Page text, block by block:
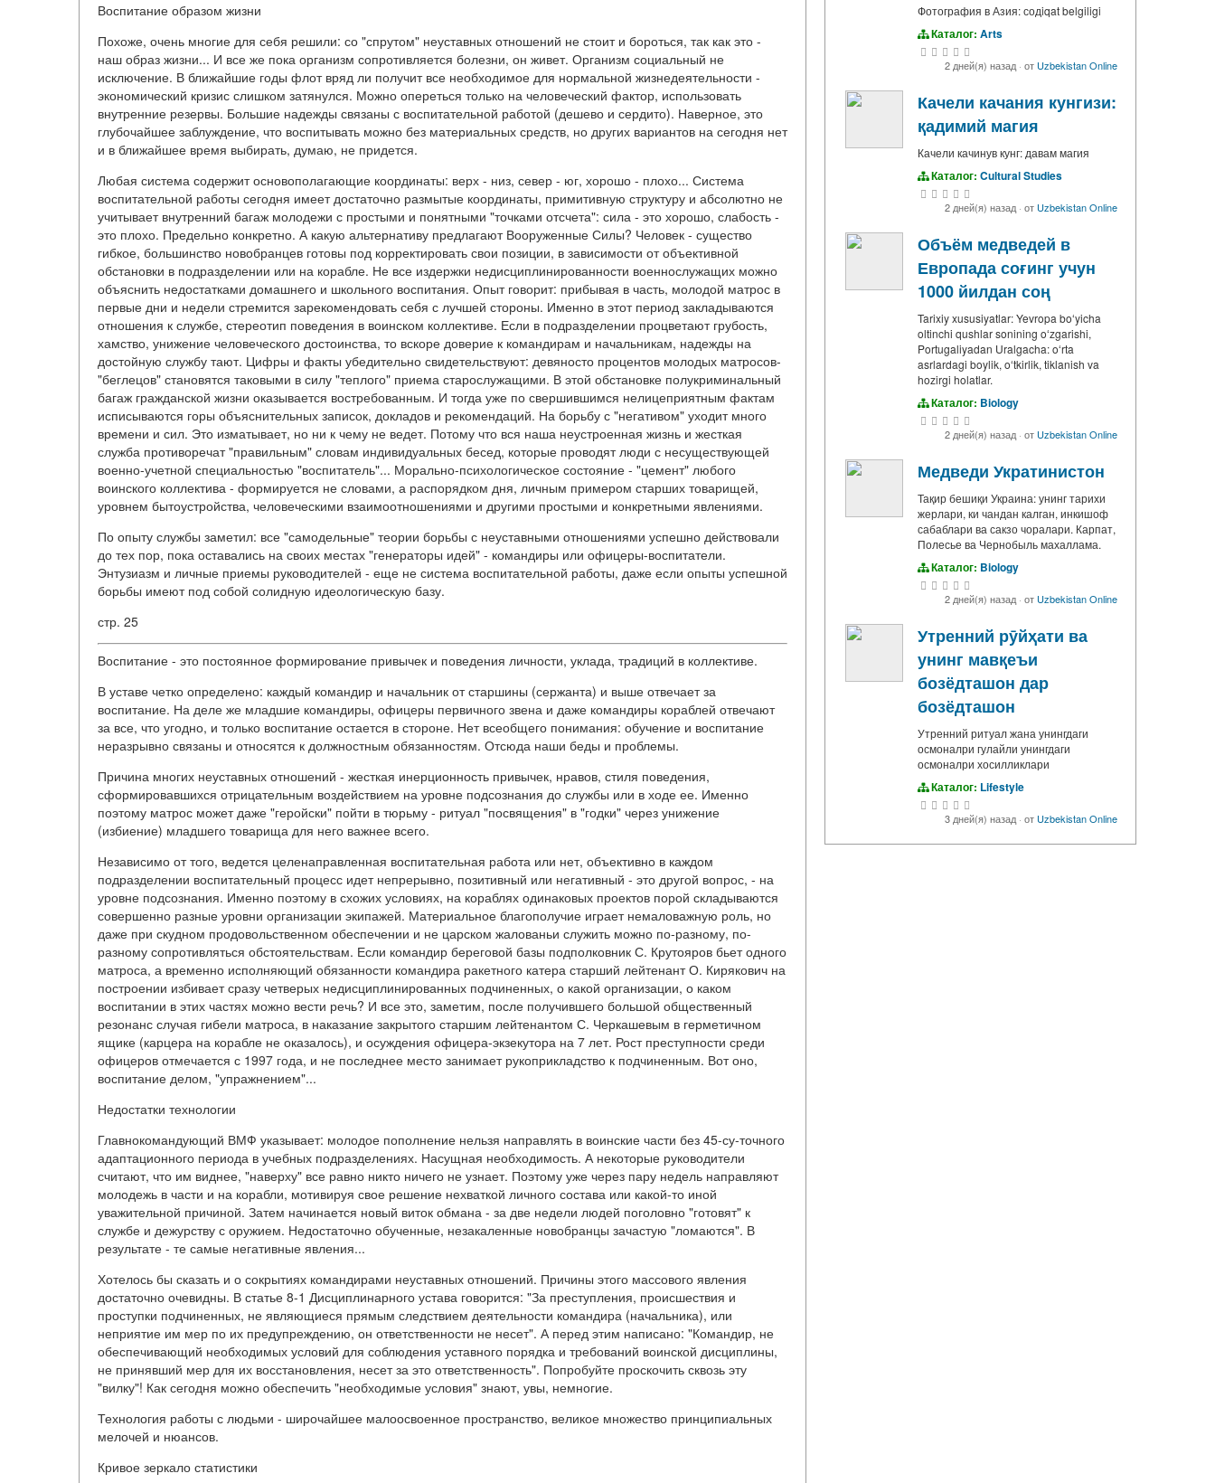
Воспитание образом жизни
Похоже, очень многие для себя решили: со "спрутом" неуставных отношений не стоит и бороться, так как это -
наш образ жизни... И все же пока организм сопротивляется болезни, он живет. Организм социальный не
исключение. В ближайшие годы флот вряд ли получит все необходимое для нормальной жизнедеятельности -
экономический кризис слишком затянулся. Можно опереться только на человеческий фактор, использовать
внутренние резервы. Большие надежды связаны с воспитательной работой (дешево и сердито). Наверное, это
глубочайшее заблуждение, что воспитывать можно без материальных средств, но других вариантов на сегодня нет
и в ближайшее время выбирать, думаю, не придется.
Любая система содержит основополагающие координаты: верх - низ, север - юг, хорошо - плохо... Система
воспитательной работы сегодня имеет достаточно размытые координаты, примитивную структуру и абсолютно не
учитывает внутренний багаж молодежи с простыми и понятными "точками отсчета": сила - это хорошо, слабость -
это плохо. Предельно конкретно. А какую альтернативу предлагают Вооруженные Силы? Человек - существо
гибкое, большинство новобранцев готовы под корректировать свои позиции, в зависимости от объективной
обстановки в подразделении или на корабле. Не все издержки недисциплинированности военнослужащих можно
объяснить недостатками домашнего и школьного воспитания. Опыт говорит: прибывая в часть, молодой матрос в
первые дни и недели стремится зарекомендовать себя с лучшей стороны. Именно в этот период закладываются
отношения к службе, стереотип поведения в воинском коллективе. Если в подразделении процветают грубость,
хамство, унижение человеческого достоинства, то вскоре доверие к командирам и начальникам, надежды на
достойную службу тают. Цифры и факты убедительно свидетельствуют: девяносто процентов молодых матросов-
"беглецов" становятся таковыми в силу "теплого" приема старослужащими. В этой обстановке полукриминальный
багаж гражданской жизни оказывается востребованным. И тогда уже по свершившимся нелицеприятным фактам
исписываются горы объяснительных записок, докладов и рекомендаций. На борьбу с "негативом" уходит много
времени и сил. Это изматывает, но ни к чему не ведет. Потому что вся наша неустроенная жизнь и жесткая
служба противоречат "правильным" словам индивидуальных бесед, которые проводят люди с несуществующей
военно-учетной специальностью "воспитатель"... Морально-психологическое состояние - "цемент" любого
воинского коллектива - формируется не словами, а распорядком дня, личным примером старших товарищей,
уровнем бытоустройства, человеческими взаимоотношениями и другими простыми и конкретными явлениями.
По опыту службы заметил: все "самодельные" теории борьбы с неуставными отношениями успешно действовали
до тех пор, пока оставались на своих местах "генераторы идей" - командиры или офицеры-воспитатели.
Энтузиазм и личные приемы руководителей - еще не система воспитательной работы, даже если опыты успешной
борьбы имеют под собой солидную идеологическую базу.
стр. 25
Воспитание - это постоянное формирование привычек и поведения личности, уклада, традиций в коллективе.
В уставе четко определено: каждый командир и начальник от старшины (сержанта) и выше отвечает за
воспитание. На деле же младшие командиры, офицеры первичного звена и даже командиры кораблей отвечают
за все, что угодно, и только воспитание остается в стороне. Нет всеобщего понимания: обучение и воспитание
неразрывно связаны и относятся к должностным обязанностям. Отсюда наши беды и проблемы.
Причина многих неуставных отношений - жесткая инерционность привычек, нравов, стиля поведения,
сформировавшихся отрицательным воздействием на уровне подсознания до службы или в ходе ее. Именно
поэтому матрос может даже "геройски" пойти в тюрьму - ритуал "посвящения" в "годки" через унижение
(избиение) младшего товарища для него важнее всего.
Независимо от того, ведется целенаправленная воспитательная работа или нет, объективно в каждом
подразделении воспитательный процесс идет непрерывно, позитивный или негативный - это другой вопрос, - на
уровне подсознания. Именно поэтому в схожих условиях, на кораблях одинаковых проектов порой складываются
совершенно разные уровни организации экипажей. Материальное благополучие играет немаловажную роль, но
даже при скудном продовольственном обеспечении и не царском жалованьи служить можно по-разному, по-
разному сопротивляться обстоятельствам. Если командир береговой базы подполковник С. Крутояров бьет одного
матроса, а временно исполняющий обязанности командира ракетного катера старший лейтенант О. Кирякович на
построении избивает сразу четверых недисциплинированных подчиненных, о какой организации, о каком
воспитании в этих частях можно вести речь? И все это, заметим, после получившего большой общественный
резонанс случая гибели матроса, в наказание закрытого старшим лейтенантом С. Черкашевым в герметичном
ящике (карцера на корабле не оказалось), и осуждения офицера-экзекутора на 7 лет. Рост преступности среди
офицеров отмечается с 1997 года, и не последнее место занимает рукоприкладство к подчиненным. Вот оно,
воспитание делом, "упражнением"...
Недостатки технологии
Главнокомандующий ВМФ указывает: молодое пополнение нельзя направлять в воинские части без 45-су-точного
адаптационного периода в учебных подразделениях. Насущная необходимость. А некоторые руководители
считают, что им виднее, "наверху" все равно никто ничего не узнает. Поэтому уже через пару недель направляют
молодежь в части и на корабли, мотивируя свое решение нехваткой личного состава или какой-то иной
уважительной причиной. Затем начинается новый виток обмана - за две недели людей поголовно "готовят" к
службе и дежурству с оружием. Недостаточно обученные, незакаленные новобранцы зачастую "ломаются". В
результате - те самые негативные явления...
Хотелось бы сказать и о сокрытиях командирами неуставных отношений. Причины этого массового явления
достаточно очевидны. В статье 8-1 Дисциплинарного устава говорится: "За преступления, происшествия и
проступки подчиненных, не являющиеся прямым следствием деятельности командира (начальника), или
неприятие им мер по их предупреждению, он ответственности не несет". А перед этим написано: "Командир, не
обеспечивающий необходимых условий для соблюдения уставного порядка и требований воинской дисциплины,
не принявший мер для их восстановления, несет за это ответственность". Попробуйте проскочить сквозь эту
"вилку"! Как сегодня можно обеспечить "необходимые условия" знают, увы, немногие.
Технология работы с людьми - широчайшее малоосвоенное пространство, великое множество принципиальных
мелочей и нюансов.
Кривое зеркало статистики
Фотография в Азия: содiqat belgiligi
Каталог: Arts
2 дней(я) назад· от Uzbekistan Online
Качели качания кунгизи:
қадимий магия
Качели качинув кунг: давам магия
Каталог: Cultural Studies
2 дней(я) назад· от Uzbekistan Online
Объём медведей в
Европада соғинг учун
1000 йилдан соң
Tarixiy xususiyatlar: Yevropa boʻyicha
oltinchi qushlar sonining oʻzgarishi,
Portugaliyadan Uralgacha: oʻrta
asrlardagi boylik, oʻtkirlik, tiklanish va
hozirgi holatlar.
Каталог: Biology
2 дней(я) назад· от Uzbekistan Online
Медведи Укратинистон
Тақир бешиқи Украина: унинг тарихи
жерлари, ки чандан калган, инкишоф
сабаблари ва сакзо чоралари. Карпат,
Полесье ва Чернобыль махаллама.
Каталог: Biology
2 дней(я) назад· от Uzbekistan Online
Утренний рӯйҳати ва
унинг мавқеъи
бозёдташон дар
бозёдташон
Утренний ритуал жана унингдаги
осмоналри гулайли унингдаги
осмоналри хосилликлари
Каталог: Lifestyle
3 дней(я) назад· от Uzbekistan Online